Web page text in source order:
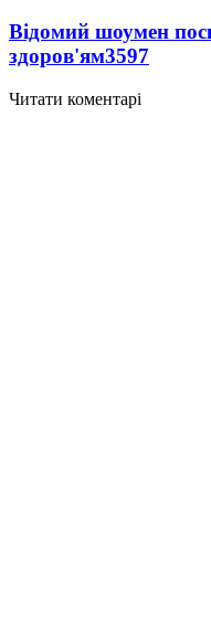
Відомий шоумен
здоров'ям3597
Читати коментарі